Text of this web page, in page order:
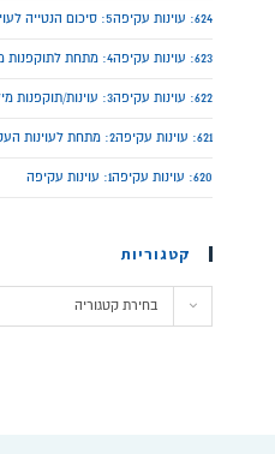
624: עוינות עקיפה5: סיכום הנטייה לעוינות
623: עוינות עקיפה4: מתחת לתוקפנות מילולית
622: עוינות עקיפה3: עוינות/תוקפנות מילולית
621: עוינות עקיפה2: מתחת לעוינות העקיפה
620: עוינות עקיפה1: עוינות עקיפה
קטגוריות
בחירת קטגוריה